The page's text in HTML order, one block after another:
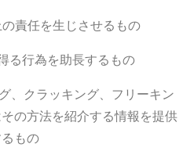
責任を生じさせるもの
る行為を助長するもの
、クラッキング、フリーキン
の方法を紹介する情報を提供
もの